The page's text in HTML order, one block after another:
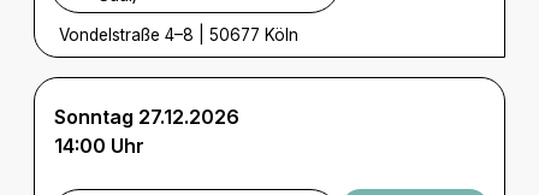
Vondelstraße 4–8 50677 Köln
Sonntag 27.12.2026
14:00 Uhr